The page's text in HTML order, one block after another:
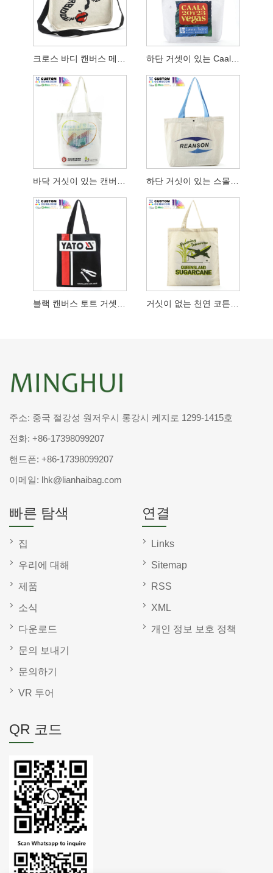
주소: 중국 절강성 원저우시 롱강시 케지로 1299-1415호
전화: +86-17398099207
핸드폰: +86-17398099207
이메일: lhk@lianhaibag.com
빠른 탐색
집
우리에 대해
제품
소식
다운로드
문의 보내기
문의하기
VR 투어
연결
Links
Sitemap
RSS
XML
개인 정보 보호 정책
QR 코드